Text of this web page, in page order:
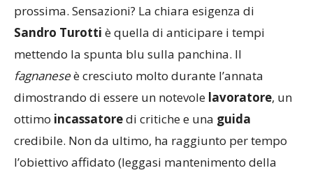
prossima. Sensazioni? La chiara esigenza di
Sandro Turotti è quella di anticipare i tempi
mettendo la spunta blu sulla panchina. Il
fagnaneseè cresciuto molto durante l’annata
dimostrando di essere un notevole lavoratore, un
ottimo incassatoredi critiche e una guida
credibile. Non da ultimo, ha raggiunto per tempo
l’obiettivo affidato (leggasi mantenimento della